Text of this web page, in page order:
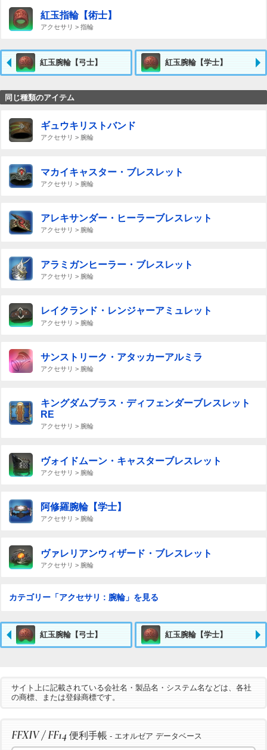
紅玉指輪【術士】
アクセサリ > 指輪
紅玉腕輪【弓士】 紅玉腕輪【学士】
同じ種類のアイテム
ギュウキリストバンド
アクセサリ > 腕輪
マカイキャスター・ブレスレット
アクセサリ > 腕輪
アレキサンダー・ヒーラーブレスレット
アクセサリ > 腕輪
アラミガンヒーラー・ブレスレット
アクセサリ > 腕輪
レイクランド・レンジャーアミュレット
アクセサリ > 腕輪
サンストリーク・アタッカーアルミラ
アクセサリ > 腕輪
キングダムブラス・ディフェンダーブレスレット
RE
アクセサリ > 腕輪
ヴォイドムーン・キャスターブレスレット
アクセサリ > 腕輪
阿修羅腕輪【学士】
アクセサリ > 腕輪
ヴァレリアンウィザード・ブレスレット
アクセサリ > 腕輪
カテゴリー「アクセサリ : 腕輪」を見る
紅玉腕輪【弓士】 紅玉腕輪【学士】
サイト上に記載されている会社名・製品名・システム名などは、各社
の商標、または登録商標です。
FFXIV / FF14 便利手帳 - エオルゼア データベース